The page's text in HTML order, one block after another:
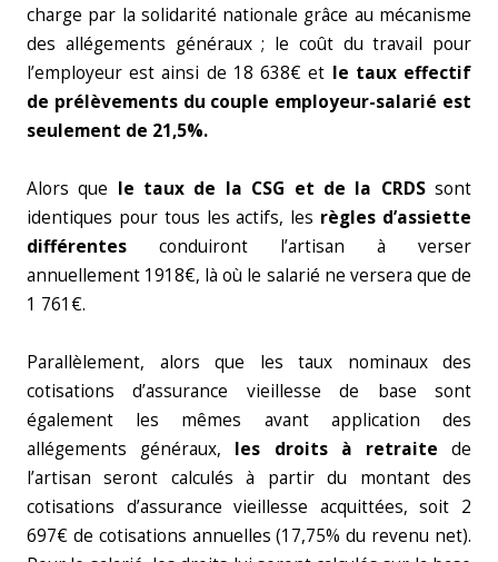
charge par la solidarité nationale grâce au mécanisme
des allégements généraux ; le coût du travail pour
l’employeur est ainsi de 18 638€ et le taux effectif
de prélèvements du couple employeur-salarié est
seulement de 21,5%.
Alors que le taux de la CSG et de la CRDSsont
identiques pour tous les actifs, les règles d’assiette
différentes conduiront l’artisan à verser
annuellement 1918€, là où le salarié ne versera que de
1 761€.
Parallèlement, alors que les taux nominaux des
cotisations d’assurance vieillesse de base sont
également les mêmes avant application des
allégements généraux, les droits à retraite de
l’artisan seront calculés à partir du montant des
cotisations d’assurance vieillesse acquittées, soit 2
697€ de cotisations annuelles (17,75% du revenu net).